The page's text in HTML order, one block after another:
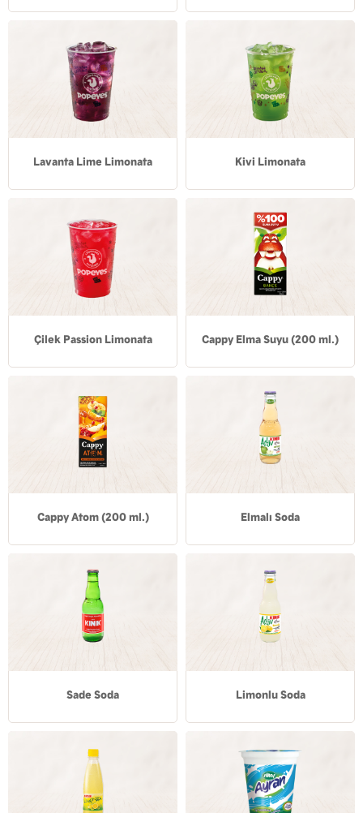
Lavanta Lime Limonata Kivi Limonata
Çilek Passion Limonata Cappy Elma Suyu (200 ml.)
Cappy Atom (200 ml.) Elmalı Soda
Sade Soda Limonlu Soda